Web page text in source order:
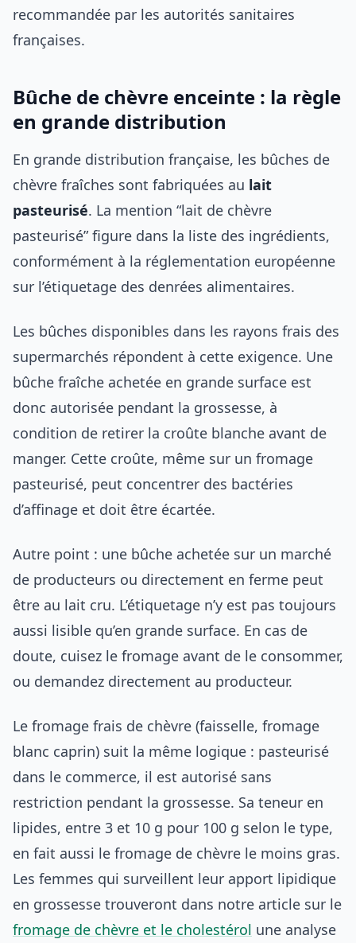
recommandée par les autorités sanitaires
françaises.
Bûche de chèvre enceinte : la règle
en grande distribution
En grande distribution française, les bûches de
chèvre fraîches sont fabriquées au lait
pasteurisé. La mention “lait de chèvre
pasteurisé” figure dans la liste des ingrédients,
conformément à la réglementation européenne
sur l’étiquetage des denrées alimentaires.
Les bûches disponibles dans les rayons frais des
supermarchés répondent à cette exigence. Une
bûche fraîche achetée en grande surface est
donc autorisée pendant la grossesse, à
condition de retirer la croûte blanche avant de
manger. Cette croûte, même sur un fromage
pasteurisé, peut concentrer des bactéries
d’affinage et doit être écartée.
Autre point : une bûche achetée sur un marché
de producteurs ou directement en ferme peut
être au lait cru. L’étiquetage n’y est pas toujours
aussi lisible qu’en grande surface. En cas de
doute, cuisez le fromage avant de le consommer,
ou demandez directement au producteur.
Le fromage frais de chèvre (faisselle, fromage
blanc caprin) suit la même logique : pasteurisé
dans le commerce, il est autorisé sans
restriction pendant la grossesse. Sa teneur en
lipides, entre 3 et 10 g pour 100 g selon le type,
en fait aussi le fromage de chèvre le moins gras.
Les femmes qui surveillent leur apport lipidique
en grossesse trouveront dans notre article sur le
fromage de chèvre et le cholestérol une analyse